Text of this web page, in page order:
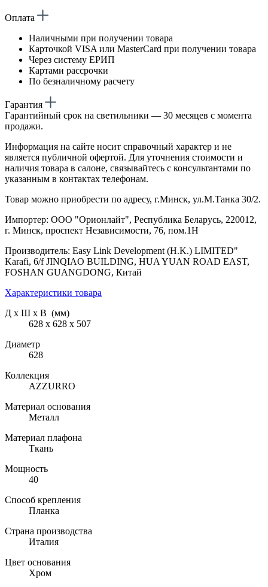
Оплата
Наличными при получении товара
Карточкой VISA или MasterCard при получении товара
Через систему ЕРИП
Картами рассрочки
По безналичному расчету
Гарантия
Гарантийный срок на светильники — 30 месяцев с момента
продажи.
Информация на сайте носит справочный характер и не
является публичной офертой. Для уточнения стоимости и
наличия товара в салоне, связывайтесь с консультантами по
указанным в контактах телефонам.
Товар можно приобрести по адресу, г.Минск, ул.М.Танка 30/2.
Импортер: ООО "Орионлайт", Республика Беларусь, 220012,
г. Минск, проспект Независимости, 76, пом.1Н
Производитель: Easy Link Development (H.K.) LIMITED"
Karafi, 6/f JINQIAO BUILDING, HUA YUAN ROAD EAST,
FOSHAN GUANGDONG, Китай
Характеристики товара
Д х Ш х В (мм)
628 х 628 х 507
Диаметр
628
Коллекция
AZZURRO
Материал основания
Металл
Материал плафона
Ткань
Мощность
40
Способ крепления
Планка
Страна производства
Италия
Цвет основания
Хром